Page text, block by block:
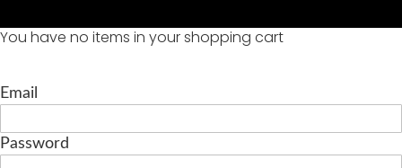
You have no items in your shopping cart
Email
Password